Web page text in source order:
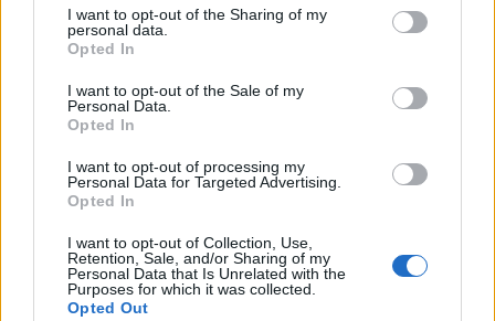
I want to opt-out of the Sharing of my
personal data.
Opted In
I want to opt-out of the Sale of my
Personal Data.
Opted In
I want to opt-out of processing my
Personal Data for Targeted Advertising.
Opted In
I want to opt-out of Collection, Use,
Retention, Sale, and/or Sharing of my
Personal Data that Is Unrelated with the
Purposes for which it was collected.
Opted Out
TP Greece: Πώς διαμορφώνεται το
μέλλον του Insurance στην εποχή του AI
Advertorial
Περισσότερα από το